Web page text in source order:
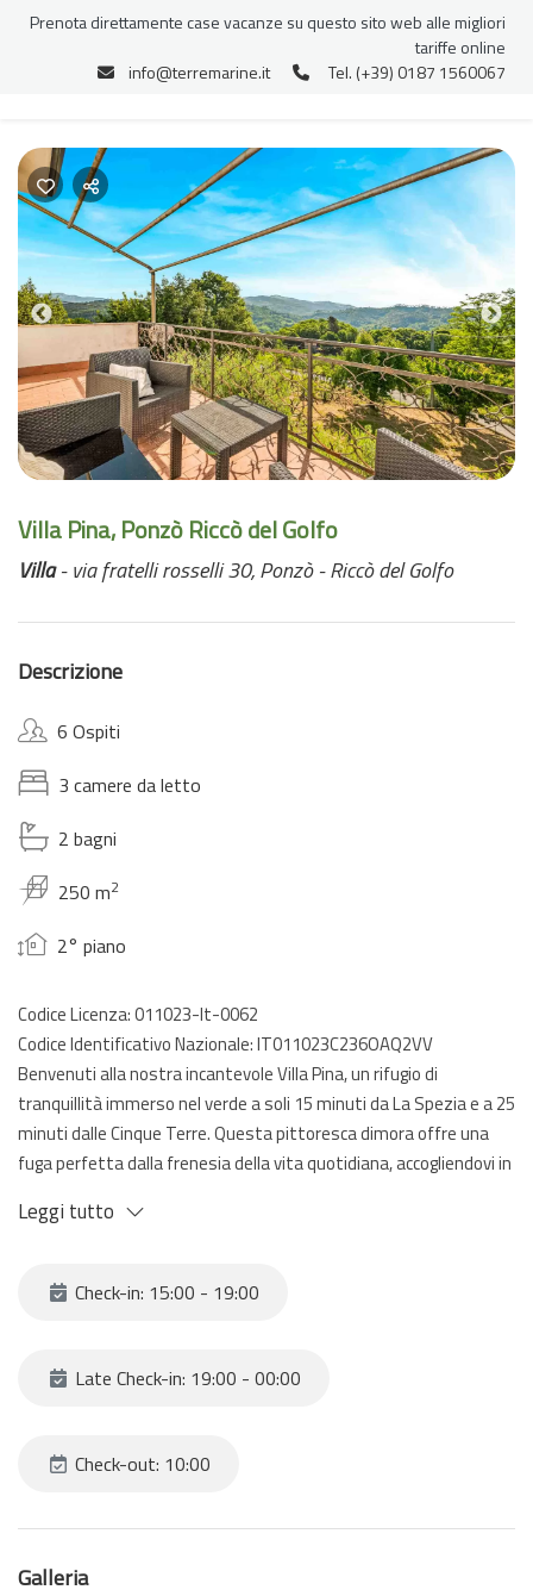
Previous
Villa Pina, Ponzò Riccò del Golfo
Villa- via fratelli rosselli 30, Ponzò - Riccò del Golfo
Descrizione
6 Ospiti
3 camere da letto
2 bagni
250 m2
2° piano
Codice Licenza: 011023-lt-0062
Codice Identificativo Nazionale: IT011023C236OAQ2VV
Benvenuti alla nostra incantevole Villa Pina, un rifugio di
tranquillità immerso nel verde a soli 15 minuti da La Spezia e a 25
minuti dalle Cinque Terre. Questa pittoresca dimora offre una
fuga perfetta dalla frenesia della vita quotidiana, accogliendovi in
all'incredibile spazio esterno dotato di barbecue e una piccola
Atmosfera Rustica e Accogliente: Arredata con gusto rustico e
Ampio Spazio Esterno: Goditi la pace e la tranquillità del nostro
Vista Panoramica: Ammira panorami mozzafiato sulle colline
Leggi tutto
Check-in: 15:00 - 19:00
Late Check-in: 19:00 - 00:00
Check-out: 10:00
Galleria
Prenota direttamente case vacanze su questo sito web alle migliori
tariffe online
info@terremarine.it
Tel. (+39) 0187 1560067